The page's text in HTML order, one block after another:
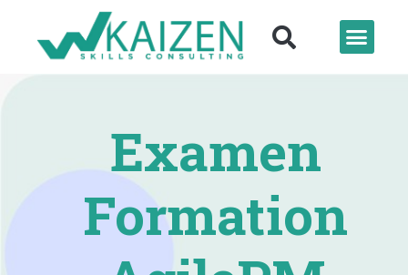
Examen
Formation